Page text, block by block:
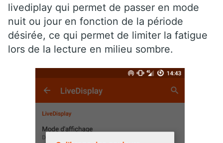
livediplay qui permet de passer en mode
nuit ou jour en fonction de la période
désirée, ce qui permet de limiter la fatigue
lors de la lecture en milieu sombre.